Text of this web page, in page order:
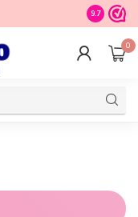
STORE in
9.7
0